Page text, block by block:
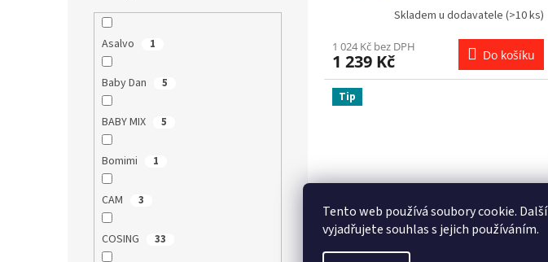
Tento web používá soubory cookie.
vyjadřujete souhlas s jejich používáním.
Asalvo 1
Baby Dan 5
BABY MIX 5
Bomimi 1
CAM 3
COSING 33
Skladem u dodavatele (>10 ks)
1 024 Kč bez DPH
1 239 Kč Do košíku
Tip